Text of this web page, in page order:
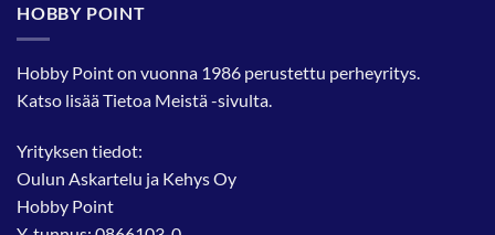
HOBBY POINT
Hobby Point on vuonna 1986 perustettu perheyritys.
Katso lisääTietoa Meistä-sivulta.
Yrityksen tiedot:
Oulun Askartelu ja Kehys Oy
Hobby Point